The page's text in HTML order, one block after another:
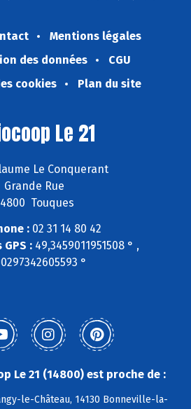
Mentions légales
des données
CGU
cookies
Plan du site
Le 21
Le Conquerant
Grande Rue
Touques
: 02 31 14 80 42
:49,3459011951508 ° ,
°
Le 21 (14800) est proche de :
le-Château, 14130 Bonneville-la-